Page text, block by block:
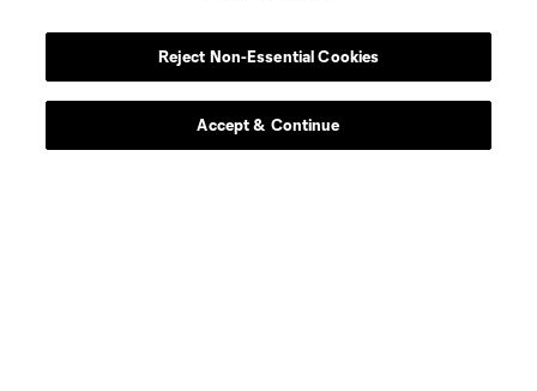
Reject Non-Essential Cookies
Accept & Continue